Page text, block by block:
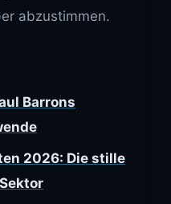
abzustimmen.
Barrons
2026: Die stille